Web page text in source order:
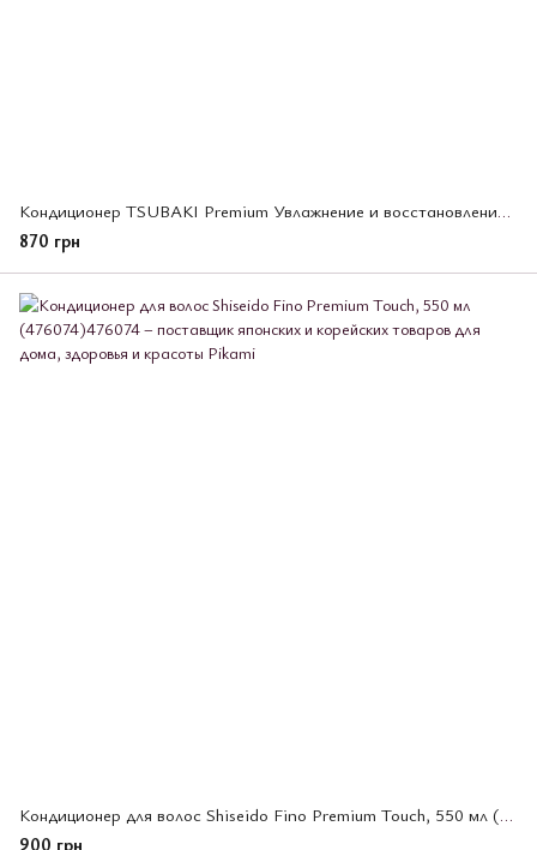
Кондиционер TSUBAKI Premium Увлажнение и восстановление волос, 450 мл (485250)
870 грн
Кондиционер для волос Shiseido Fino Premium Touch, 550 мл (476074)
900 грн